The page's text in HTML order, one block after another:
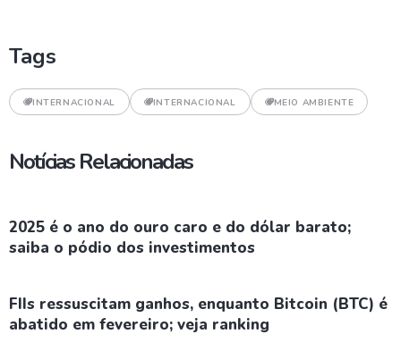
Tags
INTERNACIONAL INTERNACIONAL MEIO AMBIENTE
Notícias Relacionadas
2025 é o ano do ouro caro e do dólar barato;
saiba o pódio dos investimentos
FIIs ressuscitam ganhos, enquanto Bitcoin (BTC) é
abatido em fevereiro; veja ranking